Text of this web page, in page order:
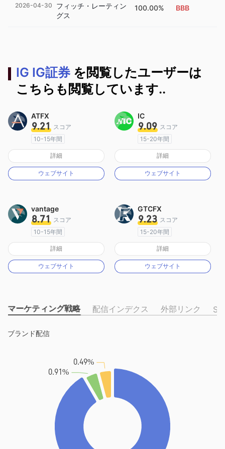
2026-04-30
フィッチ・レーティン
グス
100.00% BBB
IG IG証券を閲覧したユーザーは
こちらも閲覧しています..
ATFX
9.21 スコア
10-15年間
オーストラリア規制
マーケットメイキングライセンス（MM）
MT4フルライセンス
詳細
ウェブサイト
IC
9.09 スコア
15-20年間
オーストラリア規制
マーケットメイキングライセンス（MM）
MT4フルライセンス
詳細
ウェブサイト
vantage
8.71 スコア
10-15年間
オーストラリア規制
マーケットメイキングライセンス（MM）
MT4フルライセンス
詳細
ウェブサイト
GTCFX
9.23 スコア
15-20年間
イギリス規制
マーケットメイキングライセンス（MM）
MT4フルライセンス
詳細
ウェブサイト
マーケティング戦略 配信インデクス 外部リンク